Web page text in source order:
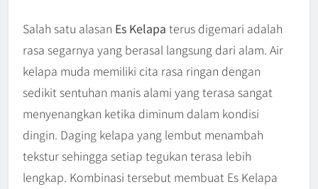
Salah satu alasan Es Kelapa terus digemari adalah
rasa segarnya yang berasal langsung dari alam. Air
kelapa muda memiliki cita rasa ringan dengan
sedikit sentuhan manis alami yang terasa sangat
menyenangkan ketika diminum dalam kondisi
dingin. Daging kelapa yang lembut menambah
tekstur sehingga setiap tegukan terasa lebih
lengkap. Kombinasi tersebut membuat Es Kelapa